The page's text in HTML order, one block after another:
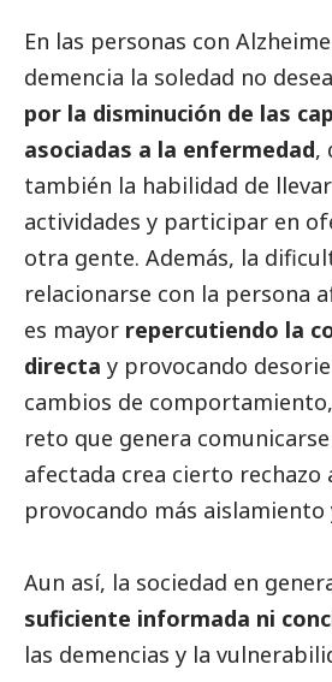
En las personas con
demencia la soledad no
por la disminución de las
asociadas a la enfermedad,
también la habilidad de
actividades y participar en
otra gente. Además, la
relacionarse con la persona
es mayor repercutiendo la
directa y provocando
cambios de
reto que genera
afectada crea cierto rechazo
provocando más aislamiento
Aun así, la sociedad en
suficiente informada ni
las demencias y la